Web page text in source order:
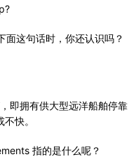
这句话时，你还认识吗？
即拥有供大型远洋船舶停靠
快。
指的是什么呢？